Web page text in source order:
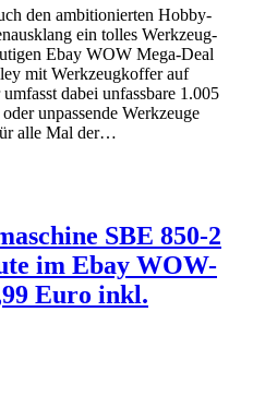
den ambitionierten Hobby-
ein tolles Werkzeug-
Ebay WOW Mega-Deal
mit Werkzeugkoffer auf
dabei unfassbare 1.005
unpassende Werkzeuge
alle Mal der…
SBE 850-2
im Ebay WOW-
Euro inkl.